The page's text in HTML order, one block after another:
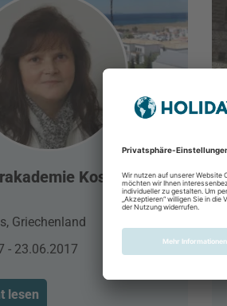
Kos und
Griechenland
- 23.06.2017
lesen